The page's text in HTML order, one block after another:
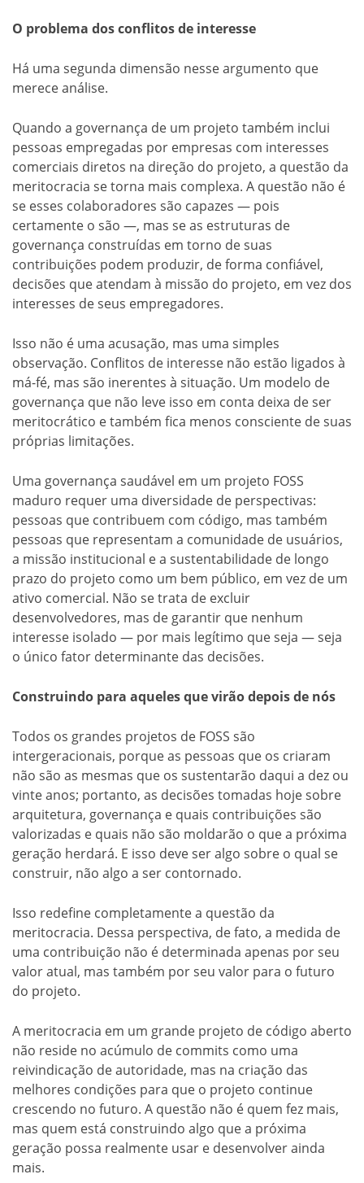
O problema dos conflitos de interesse
Há uma segunda dimensão nesse argumento que
merece análise.
Quando a governança de um projeto também inclui
pessoas empregadas por empresas com interesses
comerciais diretos na direção do projeto, a questão da
meritocracia se torna mais complexa. A questão não é
se esses colaboradores são capazes — pois
certamente o são —, mas se as estruturas de
governança construídas em torno de suas
contribuições podem produzir, de forma confiável,
decisões que atendam à missão do projeto, em vez dos
interesses de seus empregadores.
Isso não é uma acusação, mas uma simples
observação. Conflitos de interesse não estão ligados à
má-fé, mas são inerentes à situação. Um modelo de
governança que não leve isso em conta deixa de ser
meritocrático e também fica menos consciente de suas
próprias limitações.
Uma governança saudável em um projeto FOSS
maduro requer uma diversidade de perspectivas:
pessoas que contribuem com código, mas também
pessoas que representam a comunidade de usuários,
a missão institucional e a sustentabilidade de longo
prazo do projeto como um bem público, em vez de um
ativo comercial. Não se trata de excluir
desenvolvedores, mas de garantir que nenhum
interesse isolado — por mais legítimo que seja — seja
o único fator determinante das decisões.
Construindo para aqueles que virão depois de nós
Todos os grandes projetos de FOSS são
intergeracionais, porque as pessoas que os criaram
não são as mesmas que os sustentarão daqui a dez ou
vinte anos; portanto, as decisões tomadas hoje sobre
arquitetura, governança e quais contribuições são
valorizadas e quais não são moldarão o que a próxima
geração herdará. E isso deve ser algo sobre o qual se
construir, não algo a ser contornado.
Isso redefine completamente a questão da
meritocracia. Dessa perspectiva, de fato, a medida de
uma contribuição não é determinada apenas por seu
valor atual, mas também por seu valor para o futuro
do projeto.
A meritocracia em um grande projeto de código aberto
não reside no acúmulo de commits como uma
reivindicação de autoridade, mas na criação das
melhores condições para que o projeto continue
crescendo no futuro. A questão não é quem fez mais,
mas quem está construindo algo que a próxima
geração possa realmente usar e desenvolver ainda
mais.